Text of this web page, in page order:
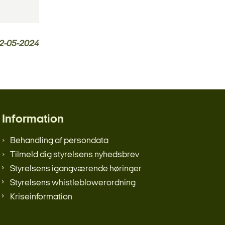
05-2024
Information
Behandling af persondata
Tilmeld dig styrelsens nyhedsbrev
Styrelsens igangværende høringer
Styrelsens whistleblowerordning
Kriseinformation